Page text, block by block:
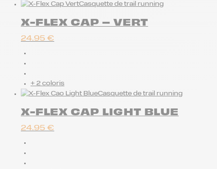
Casquette de trail running
X-FLEX CAP – VERT
24.95 €
+ 2 coloris
Casquette de trail running
X-FLEX CAP LIGHT BLUE
24.95 €